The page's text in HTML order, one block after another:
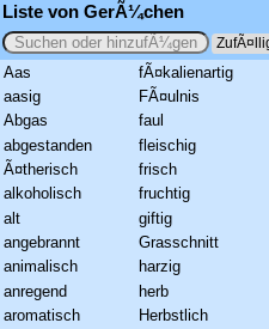
Liste von GerÃ¼chen
Aas
aasig
Abgas
abgestanden
Ã¤therisch
alkoholisch
alt
angebrannt
animalisch
anregend
aromatisch
fÃ¤kalienartig
FÃ¤ulnis
faul
fleischig
frisch
fruchtig
giftig
Grasschnitt
harzig
herb
Herbstlich